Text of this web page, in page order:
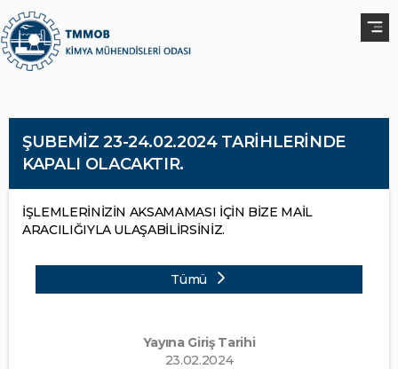
ŞUBEMİZ 23-24.02.2024 TARİHLERİNDE
KAPALI OLACAKTIR.
İŞLEMLERİNİZİN AKSAMAMASI İÇİN BİZE MAİL
ARACILIĞIYLA ULAŞABİLİRSİNİZ.
Tümü
Yayına Giriş Tarihi
23.02.2024